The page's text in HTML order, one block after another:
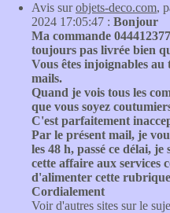
Avis surobjets-deco.com,
2024 17:05:47 : Bonjour
Ma commande
toujours pas livrée bien
Vous êtes injoignables au
mails.
Quand je vois tous les
que vous soyez
C'est parfaitement
Par le présent mail, je
les 48 h, passé ce délai,
cette affaire aux services
d'alimenter cette
Cordialement
Voir d'autres sites sur le